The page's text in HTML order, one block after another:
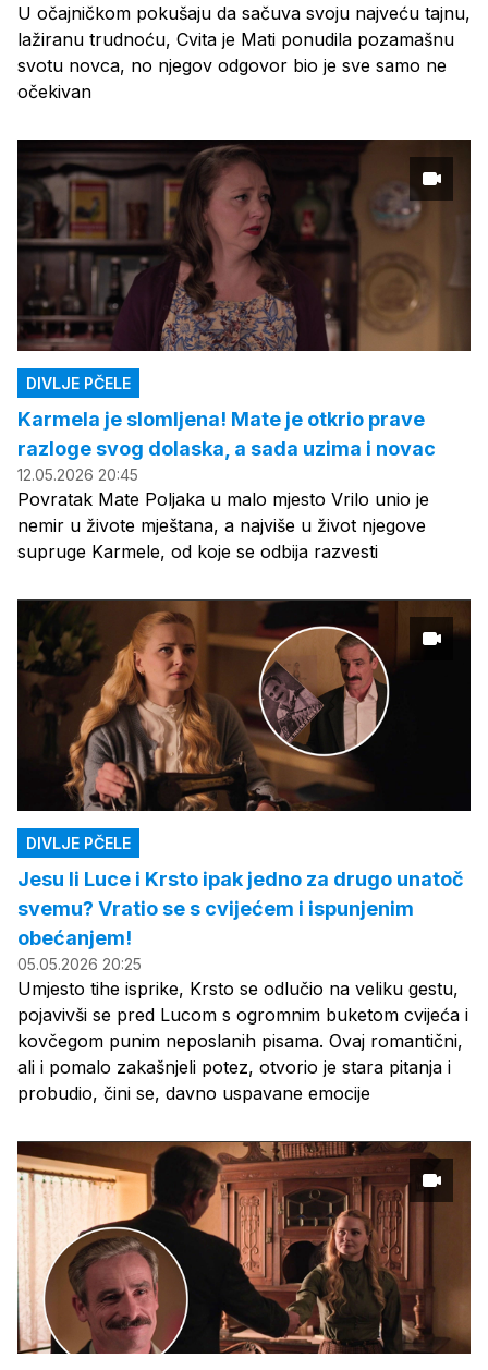
U očajničkom pokušaju da sačuva svoju najveću tajnu,
lažiranu trudnoću, Cvita je Mati ponudila pozamašnu
svotu novca, no njegov odgovor bio je sve samo ne
očekivan
DIVLJE PČELE
Karmela je slomljena! Mate je otkrio prave
razloge svog dolaska, a sada uzima i novac
12.05.2026 20:45
Povratak Mate Poljaka u malo mjesto Vrilo unio je
nemir u živote mještana, a najviše u život njegove
supruge Karmele, od koje se odbija razvesti
DIVLJE PČELE
Jesu li Luce i Krsto ipak jedno za drugo unatoč
svemu? Vratio se s cvijećem i ispunjenim
obećanjem!
05.05.2026 20:25
Umjesto tihe isprike, Krsto se odlučio na veliku gestu,
pojavivši se pred Lucom s ogromnim buketom cvijeća i
kovčegom punim neposlanih pisama. Ovaj romantični,
ali i pomalo zakašnjeli potez, otvorio je stara pitanja i
probudio, čini se, davno uspavane emocije